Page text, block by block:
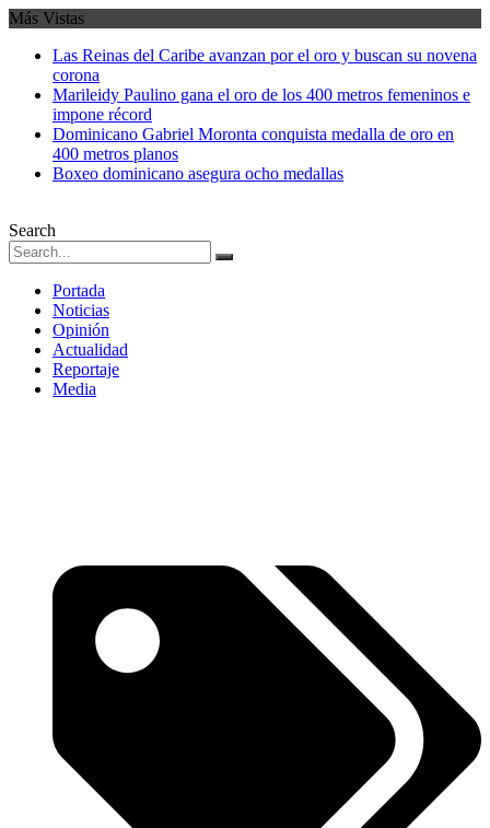
Más Vistas
Las Reinas del Caribe avanzan por el oro y buscan su novena
corona
Marileidy Paulino gana el oro de los 400 metros femeninos e
impone récord
Dominicano Gabriel Moronta conquista medalla de oro en
400 metros planos
Boxeo dominicano asegura ocho medallas
Search
Portada
Noticias
Opinión
Actualidad
Reportaje
Media